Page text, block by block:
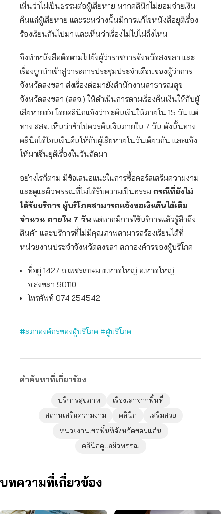
เห็นว่าไม่เป็นธรรมต่อผู้เสียหาย หากคลินิกไม่ยอมจ่ายเงิน
คืนแก่ผู้เสียหาย และระหว่างนั้นมีการแก้ไขหนังสือยุติเรื่อง
ร้องเรียนกันไปมา และเห็นว่าเรื่องไม่ไปไม่ถึงไหน
จึงทำหนังสือติดตามไปยังผู้ว่าราชการจังหวัดสงขลา และ
เรื่องถูกนำเข้าสู่วาระการประชุมประจำเดือนของผู้ว่าการ
จังหวัดสงขลา ส่งเรื่องต่อมายังสำนักงานสาธารณสุข
จังหวัดสงขลา (สสจ.) ให้ดำเนินการตามเรื่องคืนเงินให้กับผู้
เสียหายต่อ โดยคลินิกแจ้งว่าจะคืนเงินให้ภายใน 15 วัน แต่
ทาง สสจ. เห็นว่าช้าไปควรคืนเงินภายใน 7 วัน ดังนั้นทาง
คลินิกได้โอนเงินคืนให้กับผู้เสียหายในวันเดียวกัน และแจ้ง
ให้มาเซ็นยุติเรื่องในวันถัดมา
อย่างไรก็ตาม มีข้อเสนอแนะในการซื้อคอร์สเสริมความงาม
และดูแลผิวพรรณที่ไม่ได้รับความเป็นธรรม กรณีที่ยังไม่
ได้รับบริการ ผู้บริโภคสามารถแจ้งขอเงินคืนได้เต็ม
จำนวน ภายใน 7 วัน แต่หากมีการใช้บริการแล้วรู้สึกถึง
สินค้า และบริการที่ไม่มีคุณภาพสามารถร้องเรียนได้ที่
หน่วยงานประจำจังหวัดสงขลา สภาองค์กรของผู้บริโภค
ที่อยู่ 1427 ถ.เพชรเกษม ต.หาดใหญ่ อ.หาดใหญ่
จ.สงขลา 90110
โทรศัพท์ 074 254542
#สภาองค์กรของผู้บริโภค #ผู้บริโภค
คำค้นหาที่เกี่ยวข้อง
บริการสุขภาพ
เรื่องเล่าจากพื้นที่
สถานเสริมความงาม
คลินิก
เสริมสวย
หน่วยงานเขตพื้นที่จังหวัดขอนแก่น
คลินิกดูแลผิวพรรณ
บทความที่เกี่ยวข้อง